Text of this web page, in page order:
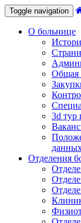
Toggle navigation
О больнице
Общая
3d тур
Отделения